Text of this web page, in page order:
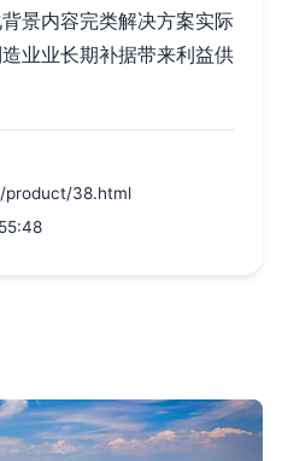
景内容完类解决方案实际
业业长期补据带来利益供
product/38.html